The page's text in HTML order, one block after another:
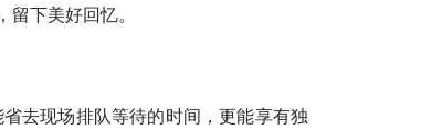
下美好回忆。
去现场排队等待的时间，更能享有独